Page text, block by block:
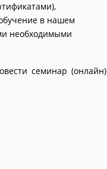
в нашем
необходимыми
семинар (онлайн)